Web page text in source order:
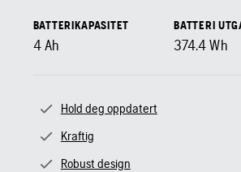
BATTERIKAPASITET
4Ah
BATTERI
374.4 Wh
Hold deg oppdatert
Kraftig
Robust design